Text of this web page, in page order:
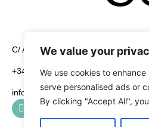
We value your
We use cookies to
serve personalised ads or
By clicking "Accept All",
C/ Alcayata, 4 Pol. Ind. El Florío
+34 958 19 84 31
info@greening-group.com